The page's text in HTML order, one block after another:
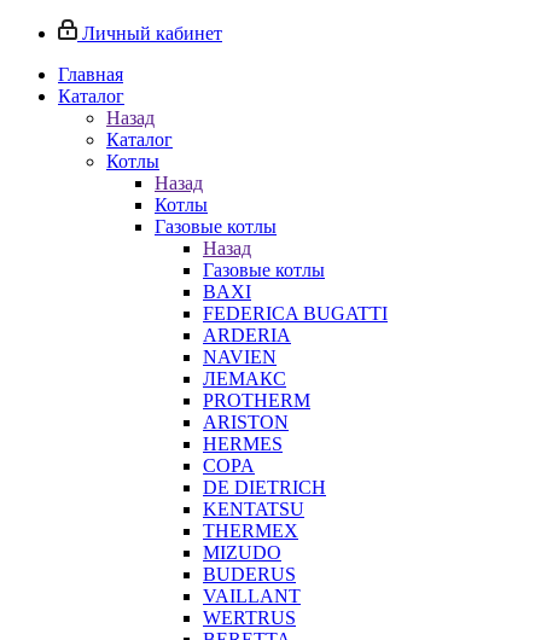
Личный кабинет
Главная
Каталог
Назад
Каталог
Котлы
Назад
Котлы
Газовые котлы
Назад
Газовые котлы
BAXI
FEDERICA BUGATTI
ARDERIA
NAVIEN
ЛЕМАКС
PROTHERM
ARISTON
HERMES
COPA
DE DIETRICH
KENTATSU
THERMEX
MIZUDO
BUDERUS
VAILLANT
WERTRUS